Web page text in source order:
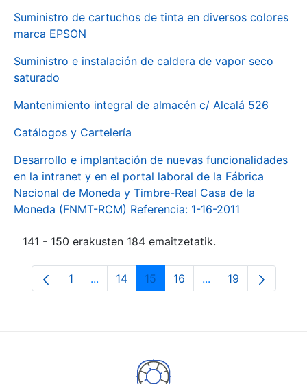
Suministro de cartuchos de tinta en diversos colores
marca EPSON
Suministro e instalación de caldera de vapor seco
saturado
Mantenimiento integral de almacén c/ Alcalá 526
Catálogos y Cartelería
Desarrollo e implantación de nuevas funcionalidades
en la intranet y en el portal laboral de la Fábrica
Nacional de Moneda y Timbre-Real Casa de la
Moneda (FNMT-RCM) Referencia: 1-16-2011
141 - 150 erakusten 184 emaitzetatik.
Orrialdea
1 ...Intermediate Pages Use TAB to navigate.
Orrialdea
14 Orrialdea
15 Orrialdea
16 ...Intermediate
Orrialdea
19